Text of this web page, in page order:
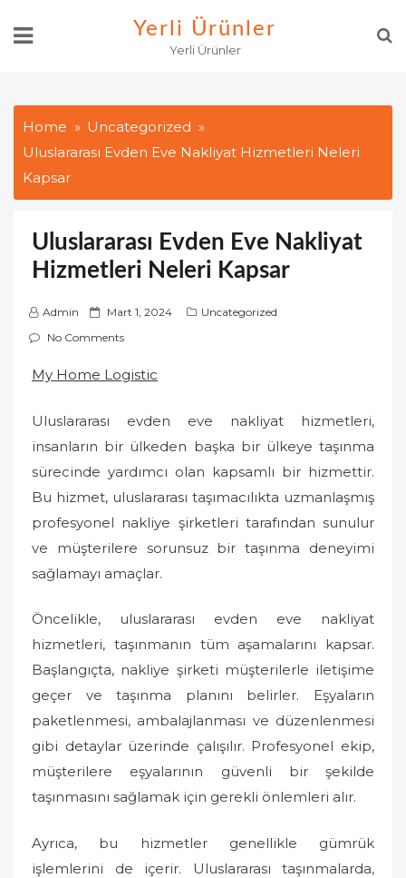
Yerli Ürünler
Yerli Ürünler
Home
Uncategorized
Uluslararası Evden Eve Nakliyat Hizmetleri Neleri
Kapsar
Uluslararası Evden Eve Nakliyat
Hizmetleri Neleri Kapsar
Admin
P
o
t
d
Mart 1, 2024
Uncategorized
No Comments
My Home Logistic
Uluslararası evden eve nakliyat hizmetleri,
insanların bir ülkeden başka bir ülkeye taşınma
sürecinde yardımcı olan kapsamlı bir hizmettir.
Bu hizmet, uluslararası taşımacılıkta uzmanlaşmış
profesyonel nakliye şirketleri tarafından sunulur
ve müşterilere sorunsuz bir taşınma deneyimi
sağlamayı amaçlar.
Öncelikle, uluslararası evden eve nakliyat
hizmetleri, taşınmanın tüm aşamalarını kapsar.
Başlangıçta, nakliye şirketi müşterilerle iletişime
geçer ve taşınma planını belirler. Eşyaların
paketlenmesi, ambalajlanması ve düzenlenmesi
gibi detaylar üzerinde çalışılır. Profesyonel ekip,
müşterilere eşyalarının güvenli bir şekilde
taşınmasını sağlamak için gerekli önlemleri alır.
Ayrıca, bu hizmetler genellikle gümrük
işlemlerini de içerir. Uluslararası taşınmalarda,